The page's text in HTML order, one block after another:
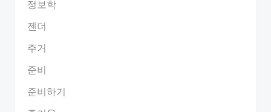
정보학
젠더
주거
준비
준비하기